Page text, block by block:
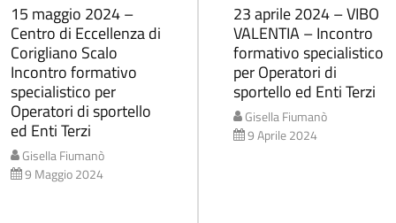
15 maggio 2024 –
Centro di Eccellenza di
Corigliano Scalo
Incontro formativo
specialistico per
Operatori di sportello
ed Enti Terzi
Gisella Fiumanò
9 Maggio 2024
23 aprile 2024 – VIBO
VALENTIA – Incontro
formativo specialistico
per Operatori di
sportello ed Enti Terzi
Gisella Fiumanò
9 Aprile 2024